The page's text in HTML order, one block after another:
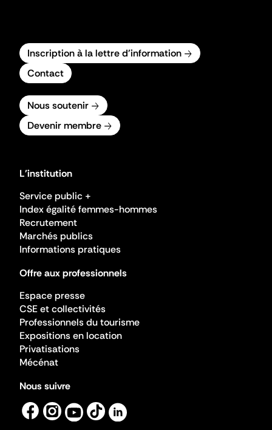
Inscription à la lettre d'information
Contact
Nous soutenir
Devenir membre
L'institution
Service public +
Index égalité femmes-hommes
Recrutement
Marchés publics
Informations pratiques
Offre aux professionnels
Espace presse
CSE et collectivités
Professionnels du tourisme
Expositions en location
Privatisations
Mécénat
Nous suivre